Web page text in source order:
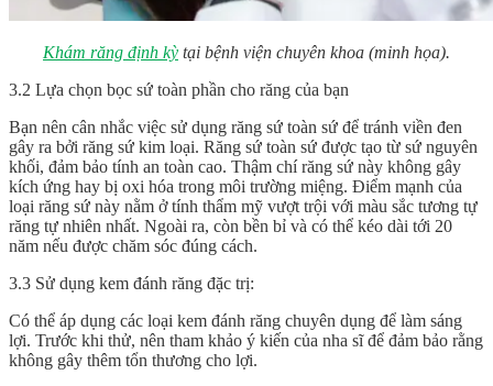
Khám răng định kỳ tại bệnh viện chuyên khoa (minh họa).
3.2 Lựa chọn bọc sứ toàn phần cho răng của bạn
Bạn nên cân nhắc việc sử dụng răng sứ toàn sứ để tránh viền đen
gây ra bởi răng sứ kim loại. Răng sứ toàn sứ được tạo từ sứ nguyên
khối, đảm bảo tính an toàn cao. Thậm chí răng sứ này không gây
kích ứng hay bị oxi hóa trong môi trường miệng. Điểm mạnh của
loại răng sứ này nằm ở tính thẩm mỹ vượt trội với màu sắc tương tự
răng tự nhiên nhất. Ngoài ra, còn bền bỉ và có thể kéo dài tới 20
năm nếu được chăm sóc đúng cách.
3.3 Sử dụng kem đánh răng đặc trị:
Có thể áp dụng các loại kem đánh răng chuyên dụng để làm sáng
lợi. Trước khi thử, nên tham khảo ý kiến của nha sĩ để đảm bảo rằng
không gây thêm tổn thương cho lợi.